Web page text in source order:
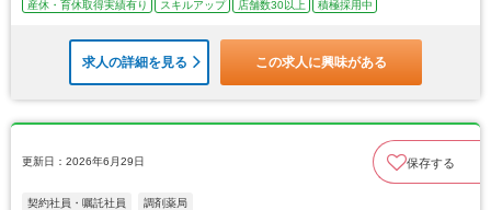
産休・育休取得実績有り スキルアップ 店舗数30以上 積極採用中
求人の詳細を見る この求人に興味がある
更新日：2026年6月29日 保存する
契約社員・嘱託社員 調剤薬局